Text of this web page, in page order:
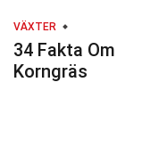
VÄXTER
34 Fakta Om
Korngräs